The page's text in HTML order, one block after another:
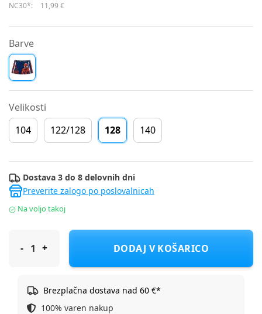
NC30*: 11,99 €
Barve
Velikosti
104
122/128 128 140
Dostava 3 do 8 delovnih dni
Preverite zalogo po poslovalnicah
Na voljo takoj
Cerda kopalke boxer hlače 2900002595 SPIDERMAN F Modra
DODAJ V KOŠARICO
Brezplačna dostava nad 60 €*
100% varen nakup